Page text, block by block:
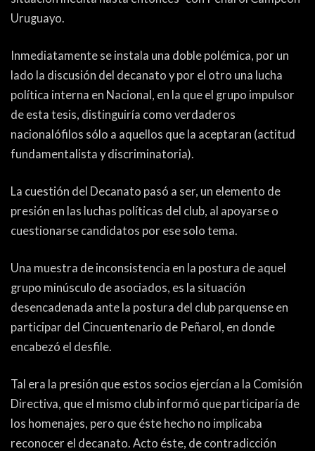
Uruguayo.
Inmediatamente se instala una doble polémica, por un
lado la discusión del decanato y por el otro una lucha
política interna en Nacional, en la que el grupo impulsor
de esta tesis, distinguiría como verdaderos
nacionalófilos sólo a aquellos que la aceptaran (actitud
fundamentalista y discriminatoria).
La cuestión del Decanato pasó a ser, un elemento de
presión en las luchas políticas del club, al apoyarse o
cuestionarse candidatos por ese solo tema.
Una muestra de inconsistencia en la postura de aquel
grupo minúsculo de asociados, es la situación
desencadenada ante la postura del club parquense en
participar del Cincuentenario de Peñarol, en donde
encabezó el desfile.
Tal era la presión que estos socios ejercían a la Comisión
Directiva, que el mismo club informó que participaría de
los homenajes, pero que éste hecho no implicaba
reconocer el decanato. Acto éste, de contradicción